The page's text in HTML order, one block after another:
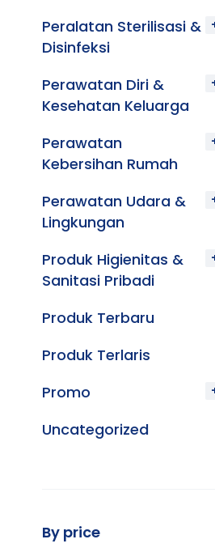
Peralatan Sterilisasi &
Disinfeksi
Perawatan Diri &
Kesehatan Keluarga
Perawatan
Kebersihan Rumah
Perawatan Udara &
Lingkungan
Produk Higienitas &
Sanitasi Pribadi
Produk Terbaru
Produk Terlaris
Promo
Uncategorized
By price